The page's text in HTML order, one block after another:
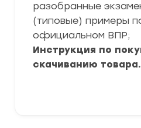
разобранные
(типовые) примеры
официальном ВПР;
Инструкция по
скачиванию товара.